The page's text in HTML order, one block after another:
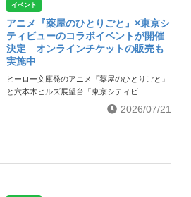
イベント
アニメ『薬屋のひとりごと』×東京シ
ティビューのコラボイベントが開催
決定 オンラインチケットの販売も
実施中
ヒーロー文庫発のアニメ『薬屋のひとりごと』
と六本木ヒルズ展望台「東京シティビ...
2026/07/21